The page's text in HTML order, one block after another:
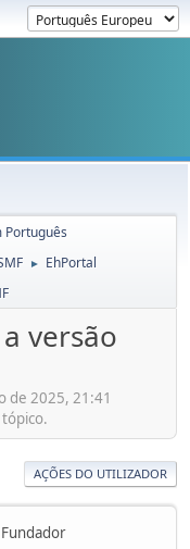
Português
► EhPortal
versão
de 2025, 21:41
AÇÕES DO UTILIZADOR
Fundador